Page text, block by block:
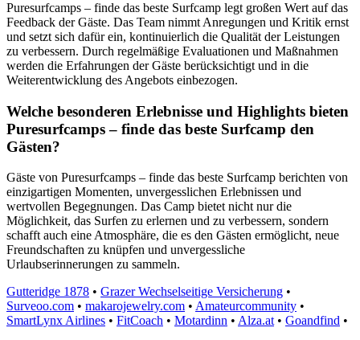
Puresurfcamps – finde das beste Surfcamp legt großen Wert auf das
Feedback der Gäste. Das Team nimmt Anregungen und Kritik ernst
und setzt sich dafür ein, kontinuierlich die Qualität der Leistungen
zu verbessern. Durch regelmäßige Evaluationen und Maßnahmen
werden die Erfahrungen der Gäste berücksichtigt und in die
Weiterentwicklung des Angebots einbezogen.
Welche besonderen Erlebnisse und Highlights bieten
Puresurfcamps – finde das beste Surfcamp den
Gästen?
Gäste von Puresurfcamps – finde das beste Surfcamp berichten von
einzigartigen Momenten, unvergesslichen Erlebnissen und
wertvollen Begegnungen. Das Camp bietet nicht nur die
Möglichkeit, das Surfen zu erlernen und zu verbessern, sondern
schafft auch eine Atmosphäre, die es den Gästen ermöglicht, neue
Freundschaften zu knüpfen und unvergessliche
Urlaubserinnerungen zu sammeln.
Gutteridge 1878 • Grazer Wechselseitige Versicherung •
Surveoo.com • makarojewelry.com • Amateurcommunity •
SmartLynx Airlines • FitCoach • Motardinn • Alza.at• Goandfind •